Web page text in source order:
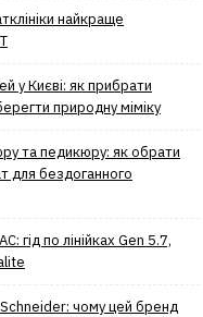
найкраще
у Києві: як прибрати
природну міміку
та педикюру: як обрати
для бездоганного
гід по лінійках Gen 5.7,
чому цей бренд